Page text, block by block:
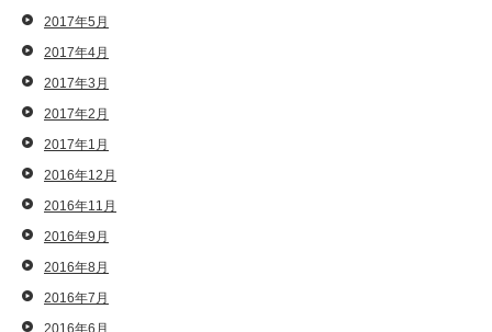
2017年5月
2017年4月
2017年3月
2017年2月
2017年1月
2016年12月
2016年11月
2016年9月
2016年8月
2016年7月
2016年6月